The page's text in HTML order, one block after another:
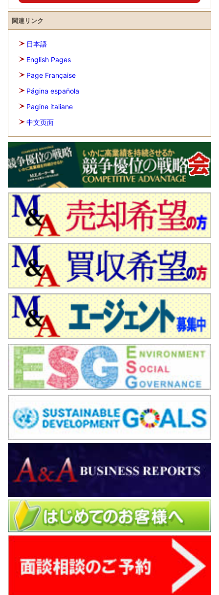
関連リンク
日本語
English Pages
Page Française
Página española
Pagine italiane
中文页面